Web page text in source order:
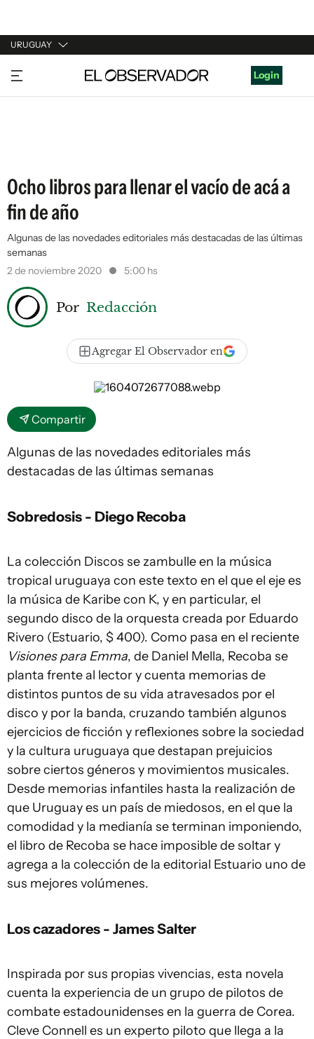
URUGUAY
URUGUAY
ARGENTINA
Login
Ocho libros para llenar el vacío de acá a
fin de año
Algunas de las novedades editoriales más destacadas de las últimas
semanas
2 de noviembre 2020
5:00 hs
Por Redacción
Agregar El Observador en
Compartir
Algunas de las novedades editoriales más
destacadas de las últimas semanas
Sobredosis - Diego Recoba
La colección Discos se zambulle en la música
tropical uruguaya con este texto en el que el eje es
la música de Karibe con K, y en particular, el
segundo disco de la orquesta creada por Eduardo
Rivero (Estuario, $ 400). Como pasa en el reciente
Visiones para Emma, de Daniel Mella, Recoba se
planta frente al lector y cuenta memorias de
distintos puntos de su vida atravesados por el
disco y por la banda, cruzando también algunos
ejercicios de ficción y reflexiones sobre la sociedad
y la cultura uruguaya que destapan prejuicios
sobre ciertos géneros y movimientos musicales.
Desde memorias infantiles hasta la realización de
que Uruguay es un país de miedosos, en el que la
comodidad y la medianía se terminan imponiendo,
el libro de Recoba se hace imposible de soltar y
agrega a la colección de la editorial Estuario uno de
sus mejores volúmenes.
Los cazadores - James Salter
Inspirada por sus propias vivencias, esta novela
cuenta la experiencia de un grupo de pilotos de
combate estadounidenses en la guerra de Corea.
Cleve Connell es un experto piloto que llega a la